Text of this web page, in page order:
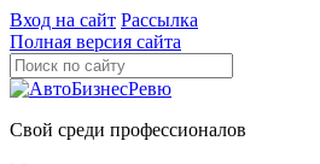
Вход на сайт Рассылка
Полная версия сайта
Свой среди профессионалов